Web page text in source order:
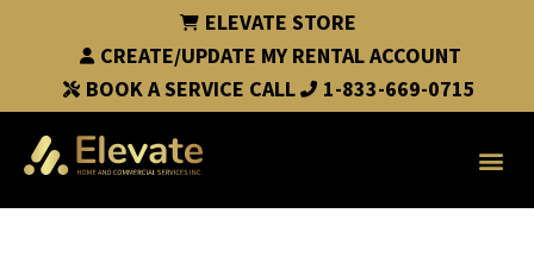
ELEVATE STORE
CREATE/UPDATE MY RENTAL ACCOUNT
BOOK A SERVICE CALL
1-833-669-0715